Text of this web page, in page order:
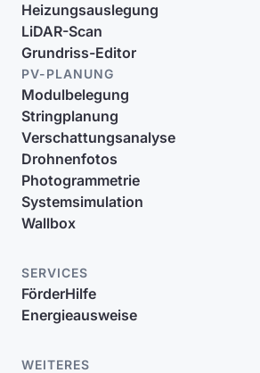
Heizungsauslegung
LiDAR-Scan
Grundriss-Editor
PV-PLANUNG
Modulbelegung
Stringplanung
Verschattungsanalyse
Drohnenfotos
Photogrammetrie
Systemsimulation
Wallbox
SERVICES
FörderHilfe
Energieausweise
WEITERES